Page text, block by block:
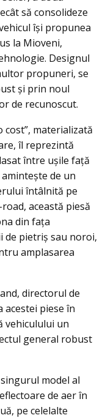
să consolideze
îşi propunea
la Mioveni,
Designul
propuneri, se
şi prin noul
de recunoscut.
cost”, materializată
îl reprezintă
între ușile faţă
de un
întâlnită pe
această piesă
din faţa
de pietriș sau noroi,
amplasarea
directorul de
acestei piese în
vehiculului un
general robust
model al
de aer în
pe celelalte